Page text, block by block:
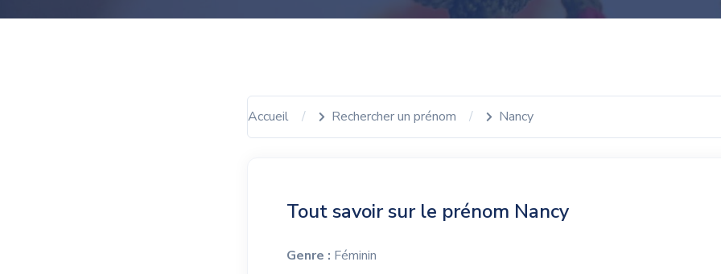
Accueil Rechercher un prénom Nancy
Tout savoir sur le prénom Nancy
Genre : Féminin